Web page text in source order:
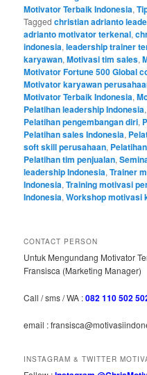
Motivator Terbaik Indonesia,
Tagged christian adrianto
adrianto motivator terkenal,
indonesia,leadership trainer
karyawan,Motivasi tim sales,
Motivator Fortune 500 Global
Motivator karyawan
Motivator Terbaik Indonesia,
Pelatihan leadership Indonesia,
Pelatihan pengembangan diri,
Pelatihan sales Indonesia,
soft skill perusahaan,
Pelatihan tim penjualan,
leadership Indonesia,Trainer
Indonesia,Training motivasi
Indonesia,Workshop motivasi
CONTACT PERSON
Untuk Mengundang Motivator
Fransisca (Marketing Manager)
Call / sms / WA :082 110 502
email :
INSTAGRAM & TWITTER